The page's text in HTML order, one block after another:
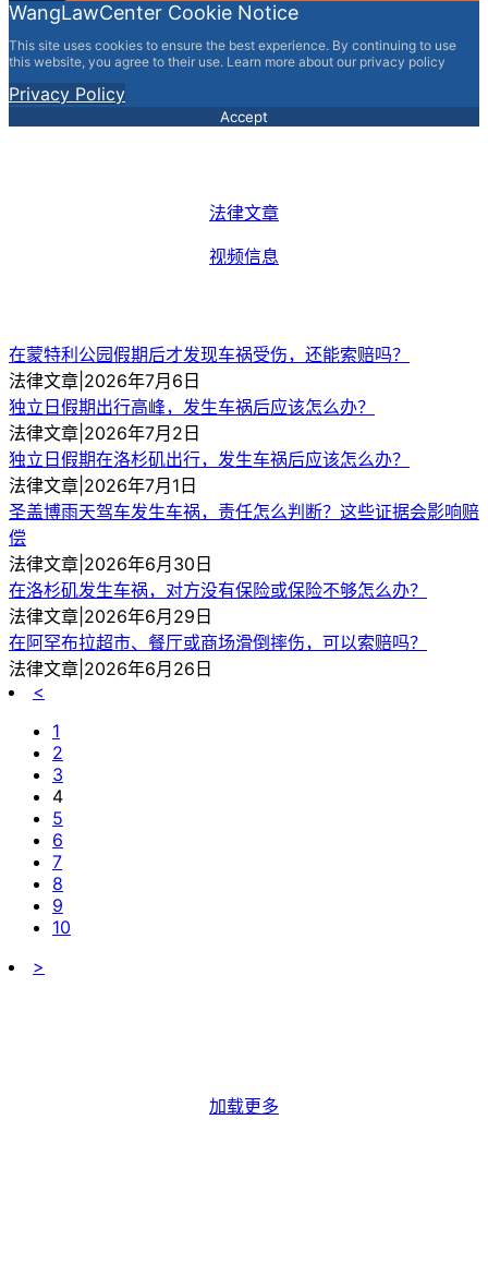
WangLawCenter Cookie Notice
This site uses cookies to ensure the best experience. By continuing to use
this website, you agree to their use. Learn more about our privacy policy
Privacy Policy
Accept
法律文章
视频信息
在蒙特利公园假期后才发现车祸受伤，还能索赔吗？
法律文章|2026年7月6日
独立日假期出行高峰，发生车祸后应该怎么办？
法律文章|2026年7月2日
独立日假期在洛杉矶出行，发生车祸后应该怎么办？
法律文章|2026年7月1日
圣盖博雨天驾车发生车祸，责任怎么判断？这些证据会影响赔
偿
法律文章|2026年6月30日
在洛杉矶发生车祸，对方没有保险或保险不够怎么办？
法律文章|2026年6月29日
在阿罕布拉超市、餐厅或商场滑倒摔伤，可以索赔吗？
法律文章|2026年6月26日
<
1
2
3
4
5
6
7
8
9
10
>
加载更多